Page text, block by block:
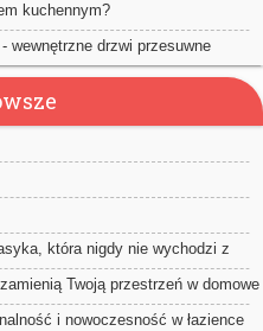
kuchennym?
wewnętrzne drzwi przesuwne
która nigdy nie wychodzi z
Twoją przestrzeń w domowe
i nowoczesność w łazience